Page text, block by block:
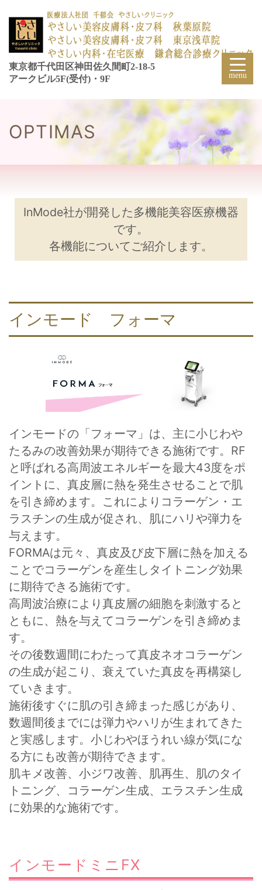
東京都千代田区神田佐久間町2-18-5
アークビル5F(受付)・9F
OPTIMAS
InMode社が開発した多機能美容医療機器
です。
各機能についてご紹介します。
インモード フォーマ
インモードの「フォーマ」は、主に小じわや
たるみの改善効果が期待できる施術です。RF
と呼ばれる高周波エネルギーを最大43度をポ
イントに、真皮層に熱を発生させることで肌
を引き締めます。これによりコラーゲン・エ
ラスチンの生成が促され、肌にハリや弾力を
与えます。
FORMAは元々、真皮及び皮下層に熱を加える
ことでコラーゲンを産生しタイトニング効果
に期待できる施術です。
高周波治療により真皮層の細胞を刺激すると
ともに、熱を与えてコラーゲンを引き締めま
す。
その後数週間にわたって真皮ネオコラーゲン
の生成が起こり、衰えていた真皮を再構築し
ていきます。
施術後すぐに肌の引き締まった感じがあり、
数週間後までには弾力やハリが生まれてきた
と実感します。小じわやほうれい線が気にな
る方にも改善が期待できます。
肌キメ改善、小ジワ改善、肌再生、肌のタイ
トニング、コラーゲン生成、エラスチン生成
に効果的な施術です。
インモードミニFX